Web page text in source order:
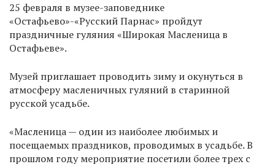
25 февраля в музее-заповеднике
«Остафьево»-«Русский Парнас» пройдут
праздничные гуляния «Широкая Масленица в
Остафьеве».
Музей приглашает проводить зиму и окунуться в
атмосферу масленичных гуляний в старинной
русской усадьбе.
«Масленица — один из наиболее любимых и
посещаемых праздников, проводимых в усадьбе. В
прошлом году мероприятие посетили более трех с